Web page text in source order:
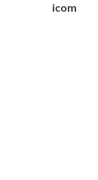
icom